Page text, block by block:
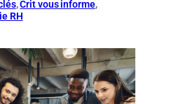
, Crit vous informe,
RH